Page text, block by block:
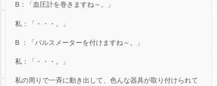
B：「血圧計を巻きますね～。」
私：「・・・。」
B ：「パルスメーターを付けますね～。」
私：「・・・。」
私の周りで一斉に動き出して、色んな器具が取り付けられて